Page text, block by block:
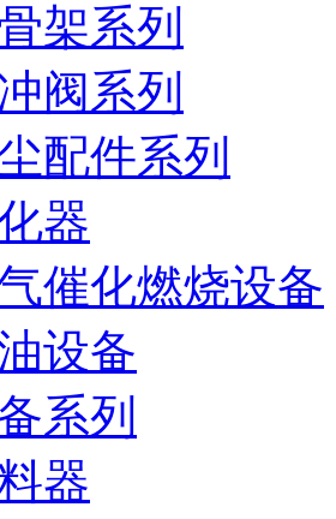
架系列
阀系列
配件系列
器
催化燃烧设备
设备
系列
器